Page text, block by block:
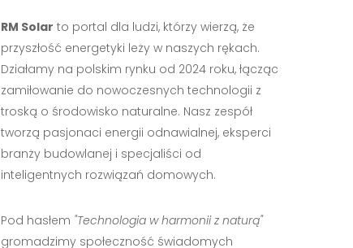
RM Solar to portal dla ludzi, którzy wierzą, że
przyszłość energetyki leży w naszych rękach.
Działamy na polskim rynku od 2024 roku, łącząc
zamiłowanie do nowoczesnych technologii z
troską o środowisko naturalne. Nasz zespół
tworzą pasjonaci energii odnawialnej, eksperci
branży budowlanej i specjaliści od
inteligentnych rozwiązań domowych.
Pod hasłem "Technologia w harmonii z naturą"
gromadzimy społeczność świadomych